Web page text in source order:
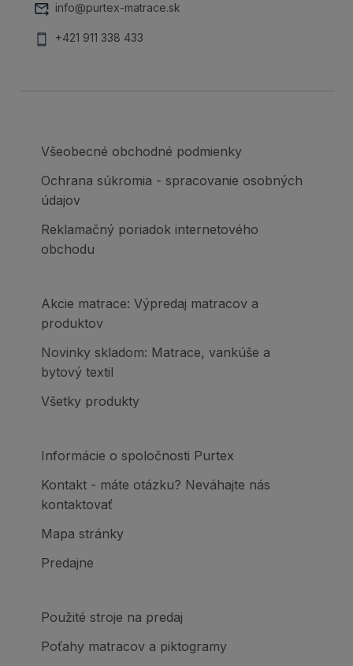
info@purtex-matrace.sk
+421 911 338 433
Všeobecné obchodné podmienky
Ochrana súkromia - spracovanie osobných
údajov
Reklamačný poriadok internetového
obchodu
Akcie matrace: Výpredaj matracov a
produktov
Novinky skladom: Matrace, vankúše a
bytový textil
Všetky produkty
Informácie o spoločnosti Purtex
Kontakt - máte otázku? Neváhajte nás
kontaktovať
Mapa stránky
Predajne
Použité stroje na predaj
Poťahy matracov a piktogramy